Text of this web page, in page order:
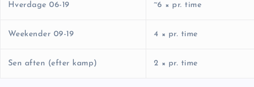
Hverdage 06-19 ~6 × pr. time
Weekender 09-19 4 × pr. time
Sen aften (efter kamp) 2 × pr. time